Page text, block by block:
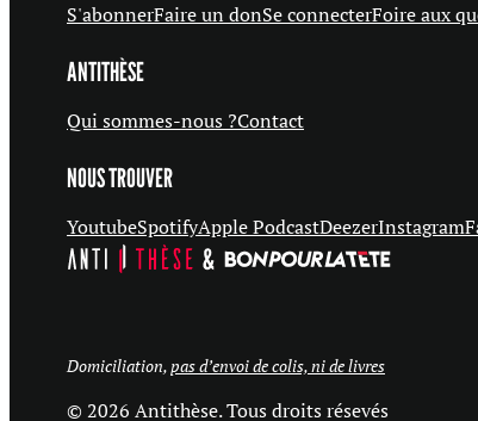
S'abonnerFaire un donSe connecterFoire aux
ANTITHÈSE
Qui sommes-nous ?Contact
NOUS TROUVER
YoutubeSpotifyApple PodcastDeezerInstagram
Domiciliation,pas d’envoi de colis, ni de livres
© 2026 Antithèse. Tous droits résevés